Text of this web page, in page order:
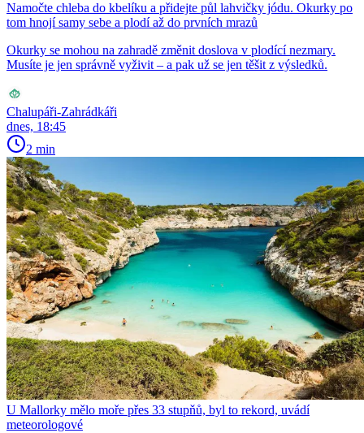
Namočte chleba do kbelíku a přidejte půl lahvičky jódu. Okurky po
tom hnojí samy sebe a plodí až do prvních mrazů
Okurky se mohou na zahradě změnit doslova v plodící nezmary.
Musíte je jen správně vyživit – a pak už se jen těšit z výsledků.
Chalupáři-Zahrádkáři
dnes, 18:45
2 min
U Mallorky mělo moře přes 33 stupňů, byl to rekord, uvádí
meteorologové